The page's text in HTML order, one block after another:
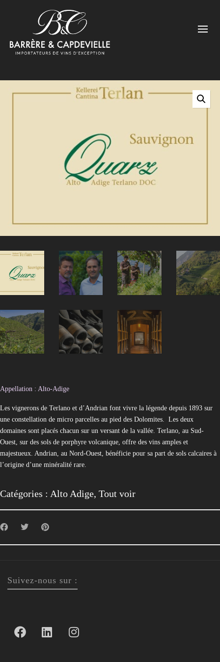
Appellation : Alto-Adige
Les vignerons de Terlano et d’Andrian font vivre la légende depuis 1893 sur
une constellation de micro parcelles au pied des Dolomites. Les deux
domaines sont placés chacun sur un versant de la vallée. Terlano, au Sud-
Ouest, sur des sols de porphyre volcanique, offre des vins amples et
majestueux. Andrian, au Nord-Ouest, bénéficie pour sa part de sols calcaires à
l’origine d’une minéralité rare.
Catégories : Alto Adige, Tout voir
Suivez-nous sur :